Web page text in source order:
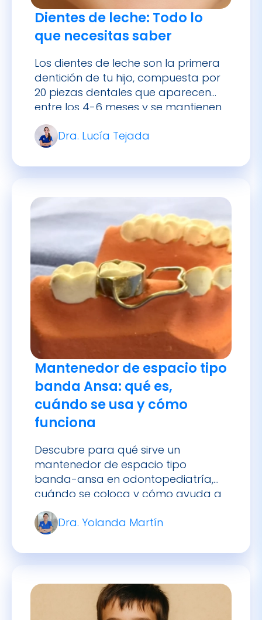
Los dientes de leche son la primera
dentición de tu hijo, compuesta por
20 piezas dentales que aparecen
entre los 4-6 meses y se mantienen
hasta aproximadamente los 12
años. Aunque son temporales, su
papel es fundamental para el
de los niños, por lo que requieren el
mismo cuidado y […]
Dra. Lucía Tejada
Mantenedor de espacio tipo
banda Ansa: qué es,
cuándo se usa y cómo
funciona
Descubre para qué sirve un
mantenedor de espacio tipo
banda-ansa en odontopediatría,
cuándo se coloca y cómo ayuda a
preservar la alineación dental tras
la pérdida de un diente de leche.
Dra. Yolanda Martín